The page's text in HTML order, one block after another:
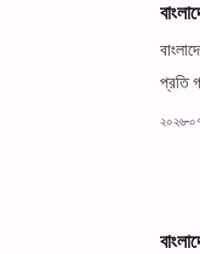
প্রতি
২০২৬-